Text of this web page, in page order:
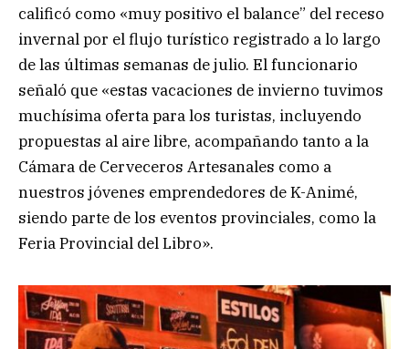
calificó como «muy positivo el balance” del receso
invernal por el flujo turístico registrado a lo largo
de las últimas semanas de julio. El funcionario
señaló que «estas vacaciones de invierno tuvimos
muchísima oferta para los turistas, incluyendo
propuestas al aire libre, acompañando tanto a la
Cámara de Cerveceros Artesanales como a
nuestros jóvenes emprendedores de K-Animé,
siendo parte de los eventos provinciales, como la
Feria Provincial del Libro».